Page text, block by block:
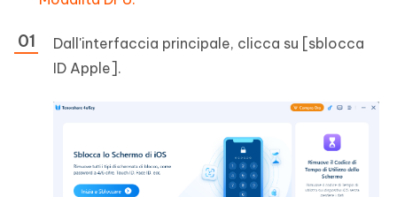
Dall'interfaccia principale, clicca su [sblocca
ID Apple].